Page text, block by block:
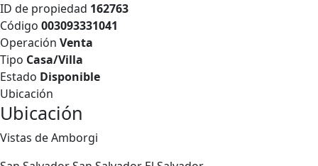
ID de propiedad 162763
Código 003093331041
Operación Venta
Tipo Casa/Villa
Estado Disponible
Ubicación
Ubicación
Vistas de Amborgi